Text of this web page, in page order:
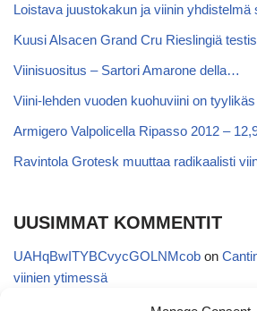
Loistava juustokakun ja viinin
Kuusi Alsacen Grand Cru Rieslingiä
Viinisuositus – Sartori Amarone della…
Viini-lehden vuoden kuohuviini on
Armigero Valpolicella Ripasso 2012 –
Ravintola Grotesk muuttaa radikaalisti
UUSIMMAT KOMMENTIT
UAHqBwITYBCvycGOLNMcob on
viinien ytimessä
EgVGGttRTxKfbqUaWNglbonCantina